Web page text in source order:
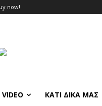
now!
VIDEO ΚΑΤΙ ΔΙΚΑ ΜΑΣ